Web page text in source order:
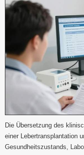
Die Übersetzung des
einer Lebertransplantation
Gesundheitszustands,